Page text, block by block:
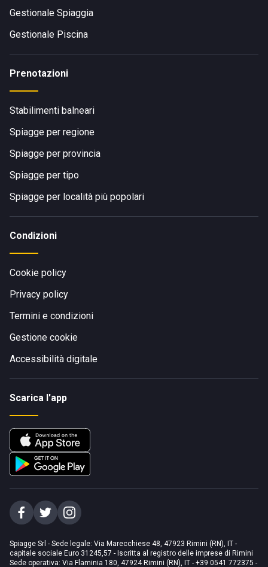
Gestionale Spiaggia
Gestionale Piscina
Prenotazioni
Stabilimenti balneari
Spiagge per regione
Spiagge per provincia
Spiagge per tipo
Spiagge per località più popolari
Condizioni
Cookie policy
Privacy policy
Termini e condizioni
Gestione cookie
Accessibilità digitale
Scarica l'app
Spiagge Srl - Sede legale: Via Marecchiese 48, 47923 Rimini (RN), IT -
capitale sociale Euro 31245,57 - Iscritta al registro delle imprese di Rimini
Sede operativa: Via Flaminia 180, 47924 Rimini (RN), IT - +39 0541 772375 -